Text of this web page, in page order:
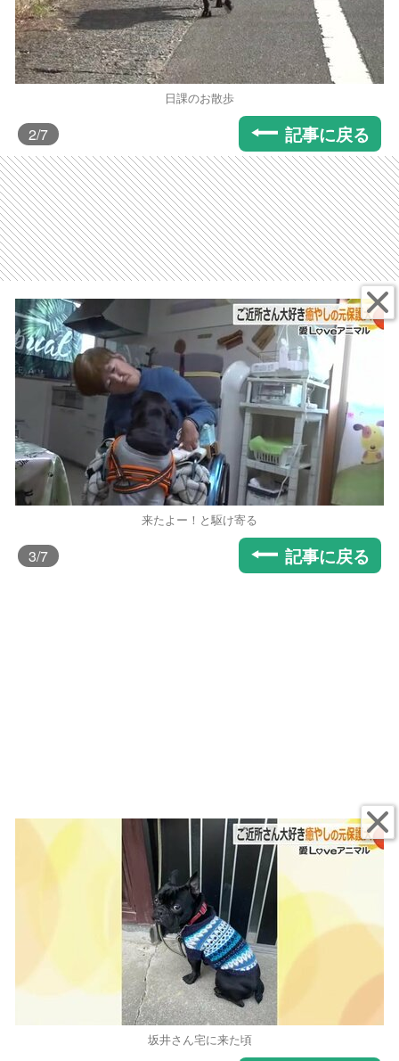
日課のお散歩
2/7 記事に戻る
来たよー！と駆け寄る
3/7 記事に戻る
坂井さん宅に来た頃